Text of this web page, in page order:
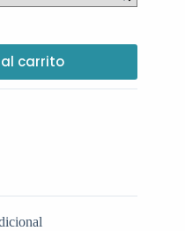
carrito